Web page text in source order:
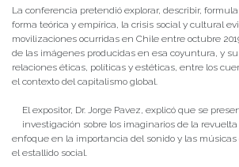
La conferencia pretendió explorar, describir,
forma teórica y empírica, la crisis social y cultural
movilizaciones ocurridas en Chile entre octubre
de las imágenes producidas en esa coyuntura, y
relaciones éticas, políticas y estéticas, entre los
el contexto del capitalismo global.
El expositor, Dr. Jorge Pavez, explicó que se
investigación sobre los imaginarios de la
enfoque en la importancia del sonido y las
el estallido social.